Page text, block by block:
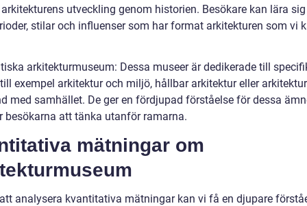
utveckling genom historien. Besökare kan lära
stilar och influenser som har format arkitekturen som vi
arkitekturmuseum: Dessa museer är dedikerade till
exempel arkitektur och miljö, hållbar arkitektur eller
med samhället. De ger en fördjupad förståelse för dessa
besökarna att tänka utanför ramarna.
mätningar om
analysera kvantitativa mätningar kan vi få en djupare